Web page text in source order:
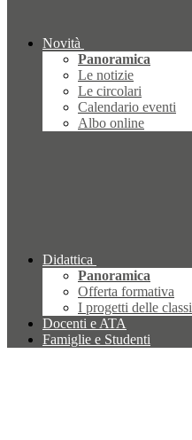
Novità
Panoramica
Le notizie
Le circolari
Calendario eventi
Albo online
Didattica
Panoramica
Offerta formativa
I progetti delle classi
Docenti e ATA
Famiglie e Studenti